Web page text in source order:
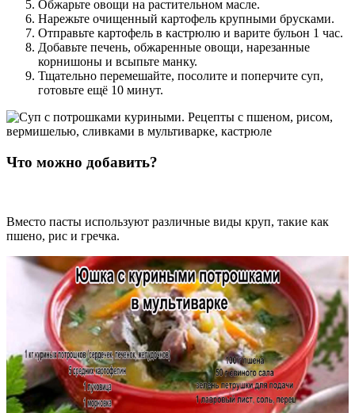
Обжарьте овощи на растительном масле.
Нарежьте очищенный картофель крупными брусками.
Отправьте картофель в кастрюлю и варите бульон 1 час.
Добавьте печень, обжаренные овощи, нарезанные
корнишоны и всыпьте манку.
Тщательно перемешайте, посолите и поперчите суп,
готовьте ещё 10 минут.
Что можно добавить?
Вместо пасты используют различные виды круп, такие как
пшено, рис и гречка.